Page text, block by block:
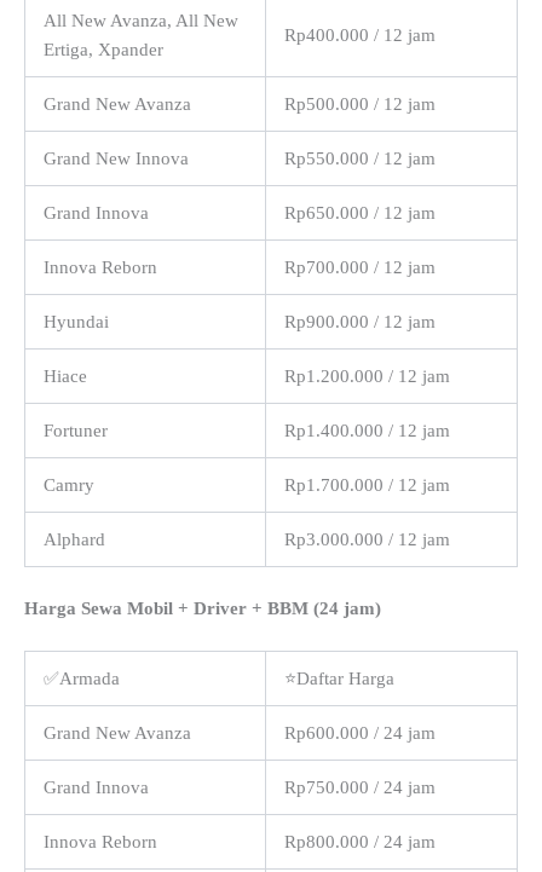
All New Avanza, All New
Ertiga, Xpander
Rp400.000 / 12 jam
Grand New Avanza Rp500.000 / 12 jam
Grand New Innova Rp550.000 / 12 jam
Grand Innova Rp650.000 / 12 jam
Innova Reborn Rp700.000 / 12 jam
Hyundai Rp900.000 / 12 jam
Hiace Rp1.200.000 / 12 jam
Fortuner Rp1.400.000 / 12 jam
Camry Rp1.700.000 / 12 jam
Alphard Rp3.000.000 / 12 jam
Harga Sewa Mobil + Driver + BBM (24 jam)
✅Armada ⭐Daftar Harga
Grand New Avanza Rp600.000 / 24 jam
Grand Innova Rp750.000 / 24 jam
Innova Reborn Rp800.000 / 24 jam